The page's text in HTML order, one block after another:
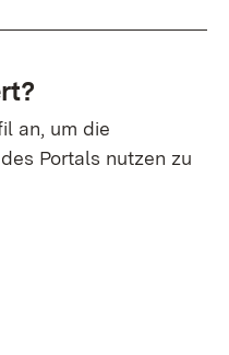
an, um die
Portals nutzen zu